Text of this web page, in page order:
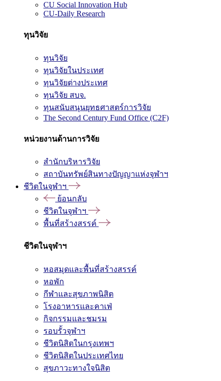
CU Social Innovation Hub
CU-Daily Research
ทุนวิจัย
ทุนวิจัย
ทุนวิจัยในประเทศ
ทุนวิจัยต่างประเทศ
ทุนวิจัย สบจ.
ทุนสนับสนุนยุทธศาสตร์การวิจัย
The Second Century Fund Office (C2F)
หน่วยงานด้านการวิจัย
สำนักบริหารวิจัย
สถาบันทรัพย์สินทางปัญญาแห่งจุฬาฯ
ชีวิตในจุฬาฯ
ย้อนกลับ
ชีวิตในจุฬาฯ
พื้นที่สร้างสรรค์
ชีวิตในจุฬาฯ
หอสมุดและพื้นที่สร้างสรรค์
หอพัก
กีฬาและสุขภาพนิสิต
โรงอาหารและคาเฟ่
กิจกรรมและชมรม
รอบรั้วจุฬาฯ
ชีวิตนิสิตในกรุงเทพฯ
ชีวิตนิสิตในประเทศไทย
สุขภาวะทางใจนิสิต